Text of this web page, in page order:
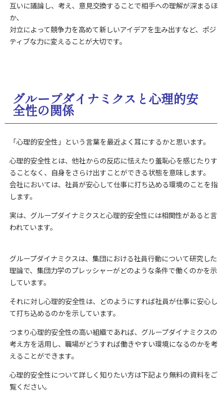
互いに議論し、考え、意見交換することで相手への理解が深まるほ
か、
対立によって競争力を高めて新しいアイデアを生み出すなど、ポジ
ティブな力に変えることが大切です。
グループダイナミクスと心理的安
全性の関係
「心理的安全性」という言葉を最近よく耳にするかと思います。
心理的安全性とは、他社からの反応に怯えたり羞恥心を感じたりす
ることなく、自身をさらけ出すことができる状態を意味します。
会社においては、社員が安心して仕事に打ち込める環境のことを指
します。
実は、グループダイナミクスと心理的安全性には相関性があると言
われています。
グループダイナミクスは、集団における社員行動について研究した
理論で、集団力学のプレッシャーがどのような条件で働くのかを示
しています。
それに対し心理的安全性は、どのようにすれば社員が仕事に安心し
て打ち込めるのかを示しています。
つまり心理的安全性の高い組織であれば、グループダイナミクスの
考え方を活用し、職場がどうすれば働きやすい環境になるのかを考
えることができます。
心理的安全性について詳しく知りたい方は下記より無料の資料をご
覧ください。